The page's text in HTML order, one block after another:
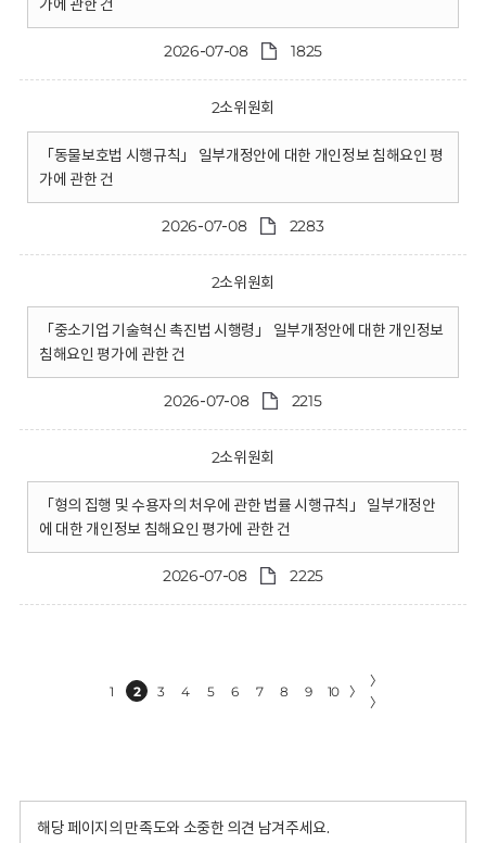
가에 관한 건
2026-07-08 1825
2소위원회
「동물보호법 시행규칙」 일부개정안에 대한 개인정보 침해요인 평
가에 관한 건
2026-07-08 2283
2소위원회
「중소기업 기술혁신 촉진법 시행령」 일부개정안에 대한 개인정보
침해요인 평가에 관한 건
2026-07-08 2215
2소위원회
「형의 집행 및 수용자의 처우에 관한 법률 시행규칙」 일부개정안
에 대한 개인정보 침해요인 평가에 관한 건
2026-07-08 2225
1 2 3 4 5 6 7 8 9 10 〉
〉
〉
해당 페이지의 만족도와 소중한 의견 남겨주세요.